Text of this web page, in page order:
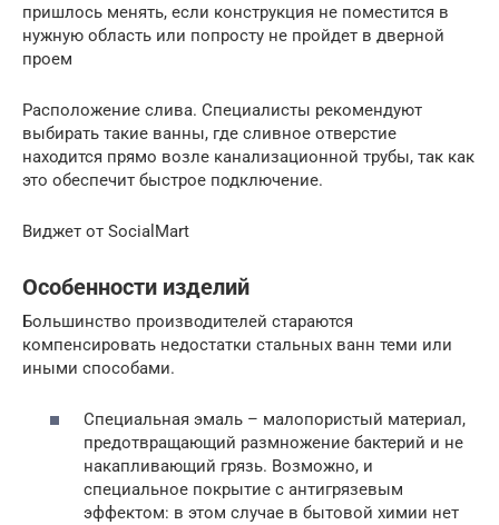
пришлось менять, если конструкция не поместится в
нужную область или попросту не пройдет в дверной
проем
Расположение слива. Специалисты рекомендуют
выбирать такие ванны, где сливное отверстие
находится прямо возле канализационной трубы, так как
это обеспечит быстрое подключение.
Виджет от SocialMart
Особенности изделий
Большинство производителей стараются
компенсировать недостатки стальных ванн теми или
иными способами.
Специальная эмаль – малопористый материал,
предотвращающий размножение бактерий и не
накапливающий грязь. Возможно, и
специальное покрытие с антигрязевым
эффектом: в этом случае в бытовой химии нет